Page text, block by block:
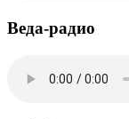
Веда-радио